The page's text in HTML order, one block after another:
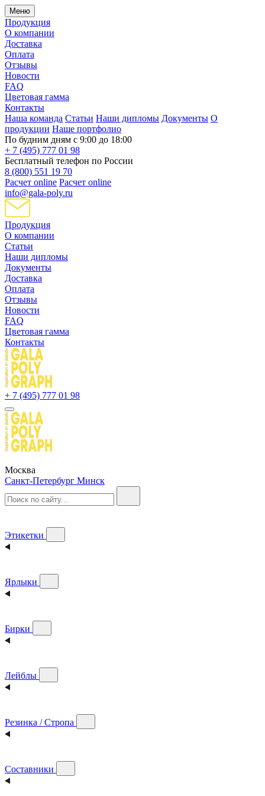
Меню
Продукция
О компании
Доставка
Оплата
Отзывы
Новости
FAQ
Цветовая гамма
Контакты
Наша команда Статьи Наши дипломы Документы О
продукции Наше портфолио
По будним дням с 9:00 до 18:00
+ 7 (495) 777 01 98
Бесплатный телефон по России
8 (800) 551 19 70
Расчет online Расчет online
info@gala-poly.ru
Продукция
О компании
Статьи
Наши дипломы
Документы
Доставка
Оплата
Отзывы
Новости
FAQ
Цветовая гамма
Контакты
+ 7 (495) 777 01 98
Москва
Санкт-Петербург Минск
Этикетки
Ярлыки
Бирки
Лейблы
Резинка / Стропа
Составники